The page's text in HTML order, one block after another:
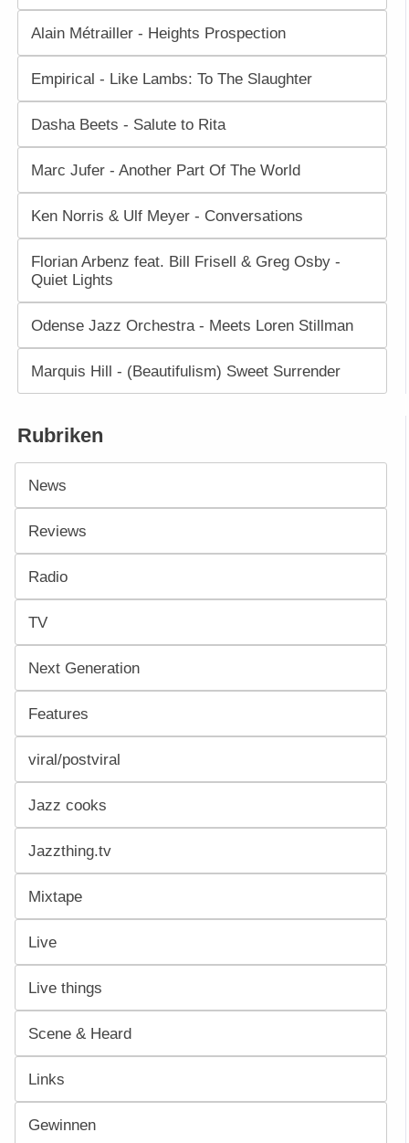
Alain Métrailler - Heights Prospection
Empirical - Like Lambs: To The Slaughter
Dasha Beets - Salute to Rita
Marc Jufer - Another Part Of The World
Ken Norris & Ulf Meyer - Conversations
Florian Arbenz feat. Bill Frisell & Greg Osby -
Quiet Lights
Odense Jazz Orchestra - Meets Loren Stillman
Marquis Hill - (Beautifulism) Sweet Surrender
Rubriken
News
Reviews
Radio
TV
Next Generation
Features
viral/postviral
Jazz cooks
Jazzthing.tv
Mixtape
Live
Live things
Scene & Heard
Links
Gewinnen